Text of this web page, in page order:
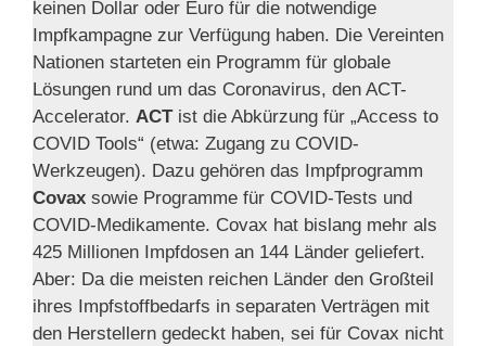
keinen Dollar oder Euro für die notwendige
Impfkampagne zur Verfügung haben. Die Vereinten
Nationen starteten ein Programm für globale
Lösungen rund um das Coronavirus, den ACT-
Accelerator. ACTist die Abkürzung für „Access to
COVID Tools“ (etwa: Zugang zu COVID-
Werkzeugen). Dazu gehören das Impfprogramm
Covax sowie Programme für COVID-Tests und
COVID-Medikamente. Covax hat bislang mehr als
425 Millionen Impfdosen an 144 Länder geliefert.
Aber: Da die meisten reichen Länder den Großteil
ihres Impfstoffbedarfs in separaten Verträgen mit
den Herstellern gedeckt haben, sei für Covax nicht